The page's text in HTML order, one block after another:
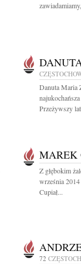
Danuta Maria
Przeżywszy
MAREK
Z głębokim
września
Cupiał...
72